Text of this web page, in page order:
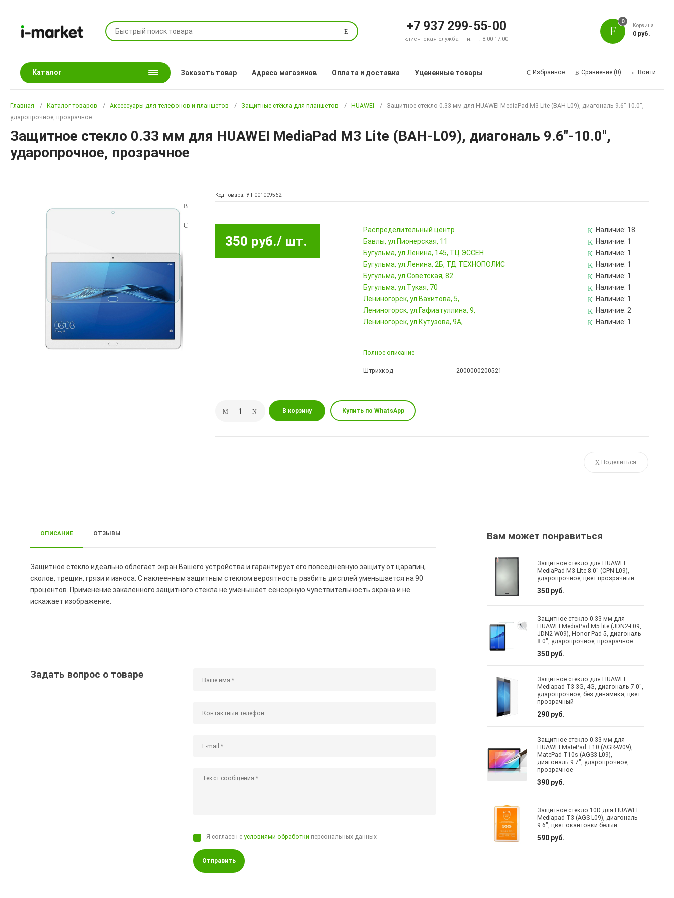
Поиск +7 937 299-55-00
клиентская служба | пн.-пт. 8:00-17:00
0
Корзина
0 руб.
Каталог Заказать товар Адреса магазинов Оплата и доставка Уцененные товары Избранное Сравнение (0) Войти
Главная Каталог товаров Аксессуары для телефонов и планшетов Защитные стёкла для планшетов HUAWEI
Защитное стекло 0.33 мм для HUAWEI MediaPad M3 Lite (BAH-L09), диагональ 9.6"-10.0",
ударопрочное, прозрачное
Защитное стекло 0.33 мм для HUAWEI MediaPad M3 Lite (BAH-L09), диагональ 9.6"-10.0",
ударопрочное, прозрачное
Код товара: УТ-001009562
350 руб./ шт.
Pаспределительный центр Наличие: 18
Бавлы, ул.Пионерская, 11
Наличие: 1
Бугульма, ул.Ленина, 145, ТЦ ЭССЕН
Наличие: 1
Бугульма, ул.Ленина, 2Б, ТД ТЕХНОПОЛИС
Наличие: 1
Бугульма, ул.Советская, 82
Наличие: 1
Бугульма, ул.Тукая, 70
Наличие: 1
Лениногорск, ул.Вахитова, 5,
Наличие: 1
Лениногорск, ул.Гафиатуллина, 9,
Наличие: 2
Лениногорск, ул.Кутузова, 9А,
Наличие: 1
Полное описание
Штрихкод 2000000200521
В корзину Купить по WhatsApp
Поделиться
ОПИСАНИЕ ОТЗЫВЫ
Защитное стекло идеально облегает экран Вашего устройства и гарантирует его повседневную защиту от царапин,
сколов, трещин, грязи и износа. С наклеенным защитным стеклом вероятность разбить дисплей уменьшается на 90
процентов. Применение закаленного защитного стекла не уменьшает сенсорную чувствительность экрана и не
искажает изображение.
Задать вопрос о товаре
Я согласен сусловиями обработки персональных данных
Отправить
Вам может понравиться
Защитное стекло для HUAWEI
MediaPad M3 Lite 8.0" (CPN-L09),
ударопрочное, цвет прозрачный
350 руб.
Защитное стекло 0.33 мм для
HUAWEI MediaPad M5 lite (JDN2-L09,
JDN2-W09), Honor Pad 5, диагональ
8.0", ударопрочное, прозрачное.
350 руб.
Защитное стекло для HUAWEI
Mediapad T3 3G, 4G, диагональ 7.0",
ударопрочное, без динамика, цвет
прозрачный
290 руб.
Защитное стекло 0.33 мм для
HUAWEI MatePad T10 (AGR-W09),
MatePad T10s (AGS3-L09),
диагональ 9.7", ударопрочное,
прозрачное
390 руб.
Защитное стекло 10D для HUAWEI
Mediapad T3 (AGS-L09), диагональ
9.6", цвет окантовки белый.
590 руб.